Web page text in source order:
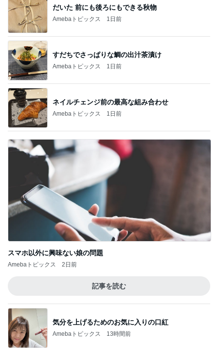
だいた 前にも後ろにもできる秋物
Amebaトピックス 1日前
すだちでさっぱりな鯛の出汁茶漬け
Amebaトピックス 1日前
ネイルチェンジ前の最高な組み合わせ
Amebaトピックス 1日前
スマホ以外に興味ない娘の問題
Amebaトピックス 2日前
記事を読む
気分を上げるためのお気に入りの口紅
Amebaトピックス 13時間前